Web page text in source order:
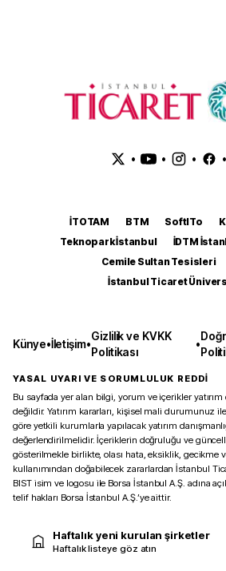
• • • •
İTOTAM BTM SoftITo
Teknopark İstanbul
İDTM
Cemile Sultan Tesisleri
İstanbul Ticaret
Künye•İletişim•
Gizlilik ve KVKK
Politikası
•
YASAL UYARI VE SORUMLULUK REDDİ
Bu sayfada yer alan bilgi, yorum ve içerikler yatırım
değildir. Yatırım kararları, kişisel mali durumunuz
göre yetkili kurumlarla yapılacak yatırım
değerlendirilmelidir. İçeriklerin doğruluğu ve
gösterilmekle birlikte, olası hata, eksiklik, gecikme
kullanımından doğabilecek zararlardan İstanbul
BIST isim ve logosu ile Borsa İstanbul A.Ş. adına
telif hakları Borsa İstanbul A.Ş.’ye aittir.
Haftalık yeni kurulan şirketler
Haftalık listeye göz atın